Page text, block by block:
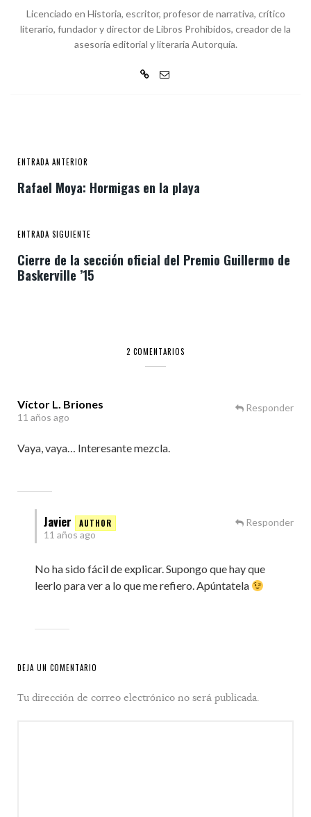
Licenciado en Historia, escritor, profesor de narrativa, crítico
literario, fundador y director de Libros Prohibidos, creador de la
asesoría editorial y literaria Autorquía.
ENTRADA ANTERIOR
Rafael Moya: Hormigas en la playa
ENTRADA SIGUIENTE
Cierre de la sección oficial del Premio Guillermo de
Baskerville ’15
2 COMENTARIOS
Víctor L. Briones
11 años ago
Vaya, vaya… Interesante mezcla.
Responder
Javier
11 años ago
No ha sido fácil de explicar. Supongo que hay que
leerlo para ver a lo que me refiero. Apúntatela
Responder
DEJA UN COMENTARIO
Tu dirección de correo electrónico no será publicada.